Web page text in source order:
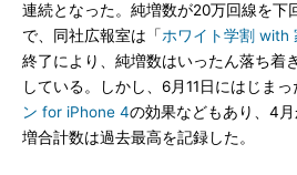
連続となった。純増数が20万回線を下
で、同社広報室は「ホワイト学割 with
終了により、純増数はいったん落ち着
している。しかし、6月11日にはじまっ
ン for iPhone 4の効果などもあり、4
増合計数は過去最高を記録した。